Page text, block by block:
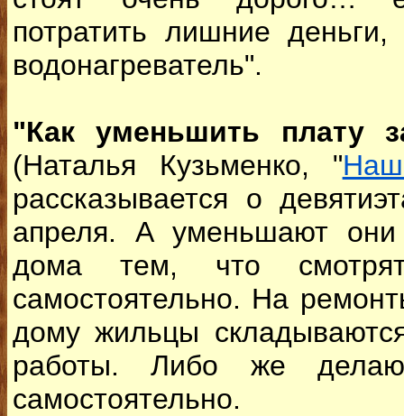
потратить лишние
водонагреватель".
"Как уменьшить плату
(Наталья Кузьменко, "
рассказывается о
апреля. А уменьшают они
дома тем, что
самостоятельно. На
дому жильцы
работы. Либо же
самостоятельно.